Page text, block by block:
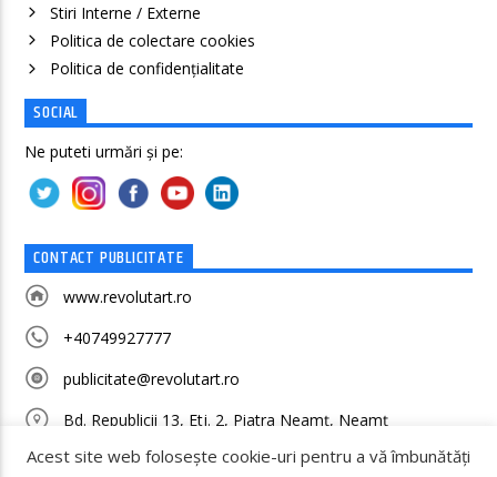
Stiri Interne / Externe
Politica de colectare cookies
Politica de confidenţialitate
SOCIAL
Ne puteti urmări și pe:
CONTACT PUBLICITATE
www.revolutart.ro
+40749927777
publicitate@revolutart.ro
Bd. Republicii 13, Etj. 2, Piatra Neamț, Neamț
Acest site web folosește cookie-uri pentru a vă îmbunătăți